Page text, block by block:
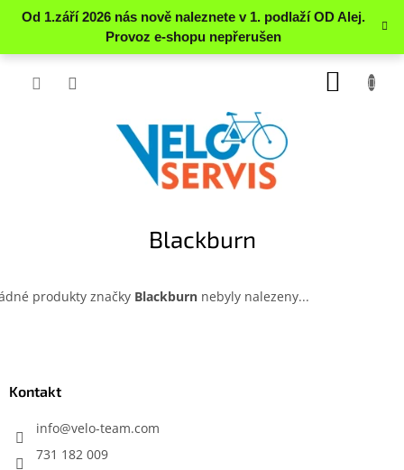
Přejít
Blackburn
produkty značky Blackburn nebyly nalezeny...
Kontakt
info@velo-team.com
731 182 009